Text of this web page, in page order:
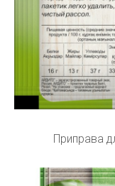
Приправа